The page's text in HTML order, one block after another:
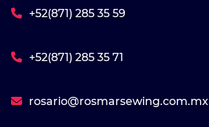
+52(871) 285 35 59
+52(871) 285 35 71
rosario@rosmarsewing.com.mx